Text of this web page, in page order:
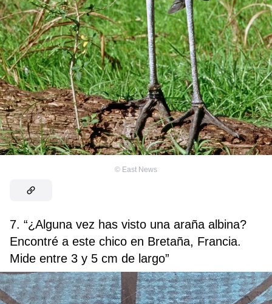
© East News
7. “¿Alguna vez has visto una araña albina?
Encontré a este chico en Bretaña, Francia.
Mide entre 3 y 5 cm de largo”